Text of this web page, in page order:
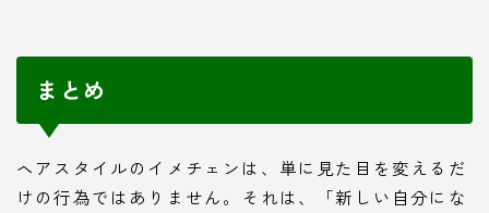
まとめ
ヘアスタイルのイメチェンは、単に見た目を変えるだ
けの行為ではありません。それは、「新しい自分にな